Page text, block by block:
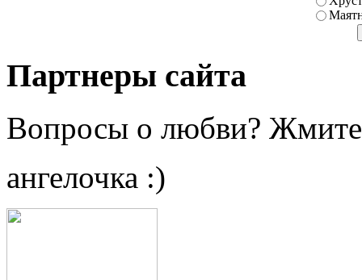
Партнеры сайта
Вопросы о любви?
ангелочка :)